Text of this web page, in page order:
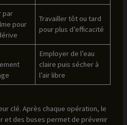
par
pour
Travailler tôt ou tard
pour plus d’efficacité
Employer de l’eau
claire puis sécher à
l’air libre
clé. Après chaque opération, le
et des buses permet de prévenir